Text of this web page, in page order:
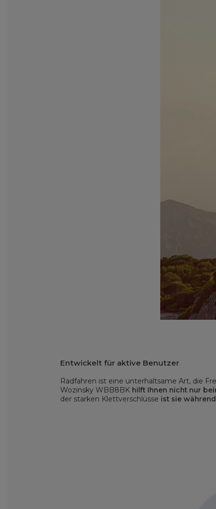
Entwickelt für aktive Benutzer
Radfahren ist eine unterhaltsame Art, die
Wozinsky WBB8BK hilft Ihnen nicht nur
der starken Klettverschlüsse ist sie